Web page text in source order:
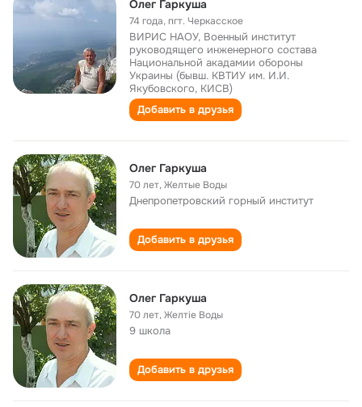
Олег Гаркуша
74 года,пгт. Черкасское
ВИРИС НАОУ, Военный институт
руководящего инженерного состава
Национальной акадамии обороны
Украины (бывш. КВТИУ им. И.И.
Якубовского, КИСВ)
Добавить в друзья
Олег Гаркуша
70 лет,Желтые Воды
Днепропетровский горный институт
Добавить в друзья
Олег Гаркуша
70 лет,Желтіе Воды
9 школа
Добавить в друзья